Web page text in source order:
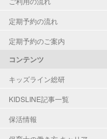
定期予約の流れ
定期予約のご案内
コンテンツ
キッズライン総研
KIDSLINE記事一覧
保活情報